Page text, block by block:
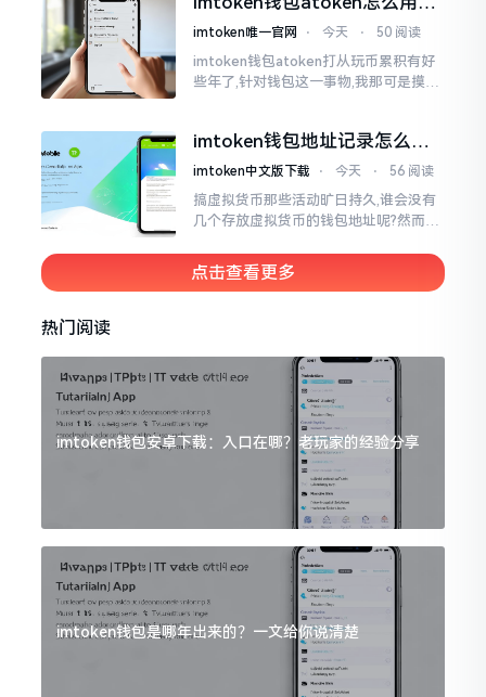
简易的
一文教你搞定
imtoken唯一官网 ⋅ 今天 ⋅ 50 阅读
imtoken钱包atoken打从玩币累积有好
些年了,针对钱包这一事物,我那可是摸得
一块儿
imtoken钱包地址记录怎么
删？手把手教你清干净
imtoken中文版下载 ⋅ 今天 ⋅ 56 阅读
搞虚拟货币那些活动旷日持久,谁会没有
几个存放虚拟货币的钱包地址呢?然而某
就让人心烦意乱。前段时间我着手整理
钱包
点击查看更多
热门阅读
imtoken钱包安卓下载：入口在哪？老玩家的经验分享
imtoken钱包是哪年出来的？一文给你说清楚